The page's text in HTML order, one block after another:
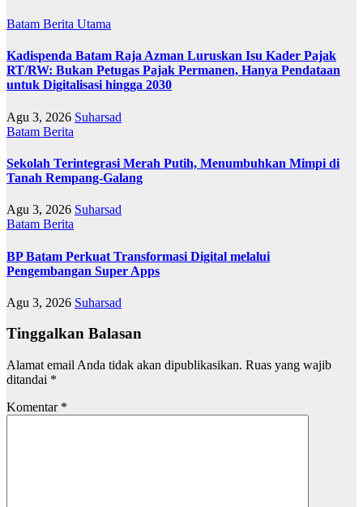
Batam Berita Utama
Kadispenda Batam Raja Azman Luruskan Isu Kader Pajak
RT/RW: Bukan Petugas Pajak Permanen, Hanya Pendataan
untuk Digitalisasi hingga 2030
Agu 3, 2026 Suharsad
Batam Berita
Sekolah Terintegrasi Merah Putih, Menumbuhkan Mimpi di
Tanah Rempang-Galang
Agu 3, 2026 Suharsad
Batam Berita
BP Batam Perkuat Transformasi Digital melalui
Pengembangan Super Apps
Agu 3, 2026 Suharsad
Tinggalkan Balasan
Alamat email Anda tidak akan dipublikasikan. Ruas yang wajib
ditandai *
Komentar *